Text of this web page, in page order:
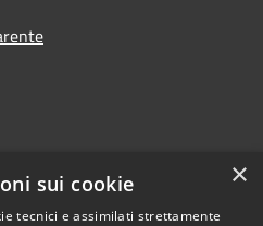
×
sui cookie
tecnici e assimilati strettamente